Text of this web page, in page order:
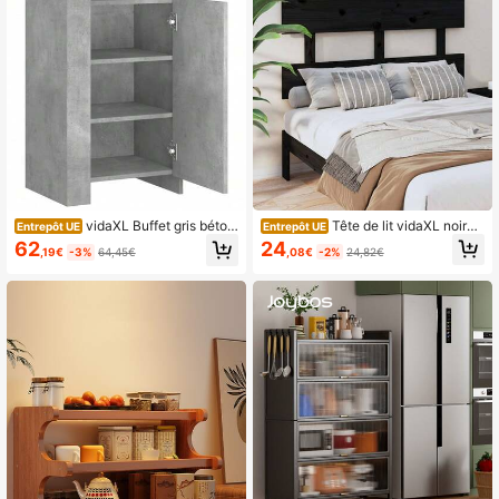
agères à deux niveaux pour l'organi
sation ; partie inférieure avec portes
d'armoire pleines et deux étagères r
Entrepôt UE vidaXL Buffet gris béton
45x35x75 cm Bois d'ingénierie
62,19€ -3% 64,45€
Entrepôt UE Tête de lit vidaXL noire 1
44 x 3 x 81 cm en pin massif
24 ,08€ -2% 24,82€